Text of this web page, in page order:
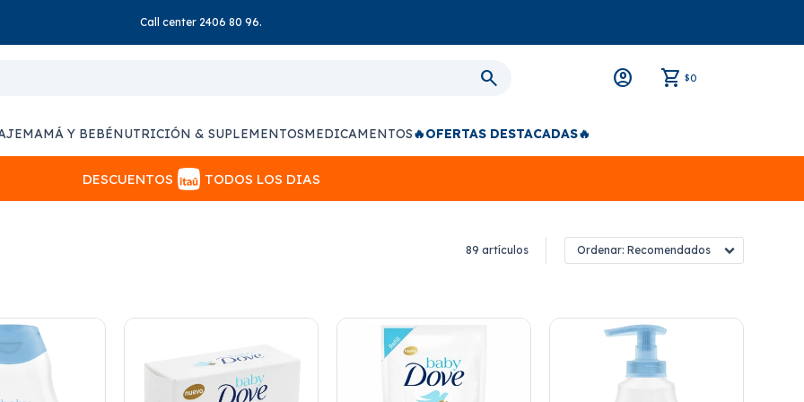
Call center 2406 80 96.
$0
MAMÁ Y BEBÉNUTRICIÓN & SUPLEMENTOSMEDICAMENTOS🔥OFERTAS DESTACADAS🔥
DESCUENTOS TODOS LOS DIAS
89 artículos Recomendados